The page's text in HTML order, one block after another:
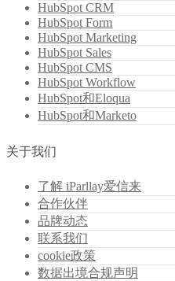
HubSpot CRM
HubSpot Form
HubSpot Marketing
HubSpot Sales
HubSpot CMS
HubSpot Workflow
HubSpot和Eloqua
HubSpot和Marketo
关于我们
了解 iParllay爱信来
合作伙伴
品牌动态
联系我们
cookie政策
数据出境合规声明